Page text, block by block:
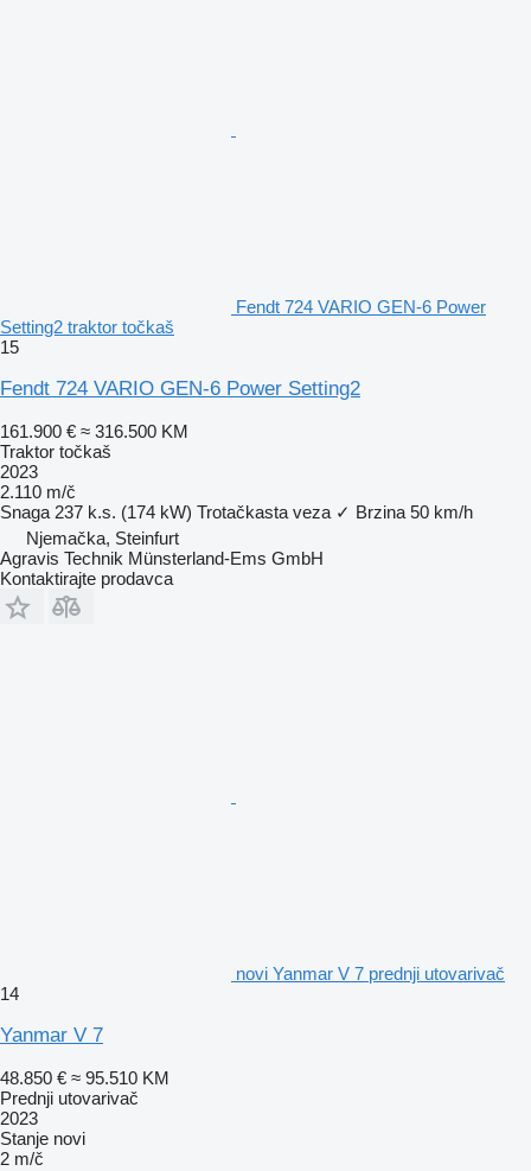
Fendt 724 VARIO GEN-6 Power
Setting2 traktor točkaš
15
Fendt 724 VARIO GEN-6 Power Setting2
161.900 € ≈ 316.500 KM
Traktor točkaš
2023
2.110 m/č
Snaga 237 k.s. (174 kW) Trotačkasta veza ✓ Brzina 50 km/h
Njemačka, Steinfurt
Agravis Technik Münsterland-Ems GmbH
Kontaktirajte prodavca
novi Yanmar V 7 prednji utovarivač
14
Yanmar V 7
48.850 € ≈ 95.510 KM
Prednji utovarivač
2023
Stanje novi
2 m/č